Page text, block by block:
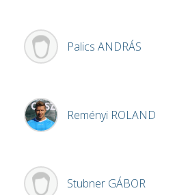
Palics ANDRÁS
Reményi ROLAND
Stubner GÁBOR